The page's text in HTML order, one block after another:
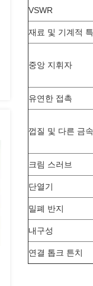
VSWR
재료 및 기계적
중앙 지휘자
유연한 접촉
껍질 및 다른 금
크림 스러브
단열기
밀폐 반지
내구성
연결 톱크 튼치